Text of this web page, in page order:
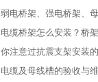
弱电桥架、强电桥架、
电缆桥架怎么安装？桥
你注意过抗震支架安装
电缆及母线槽的验收与